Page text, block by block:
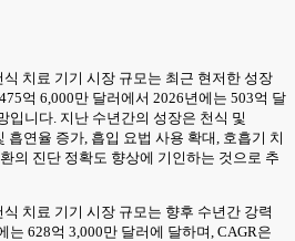
치료 기기 시장 규모는 최근 현저한 성장
억 6,000만 달러에서 2026년에는 503억 달
입니다. 지난 수년간의 성장은 천식 및
흡연율 증가, 흡입 요법 사용 확대, 호흡기 치
의 진단 정확도 향상에 기인하는 것으로 추
치료 기기 시장 규모는 향후 수년간 강력
는 628억 3,000만 달러에 달하며, CAGR은